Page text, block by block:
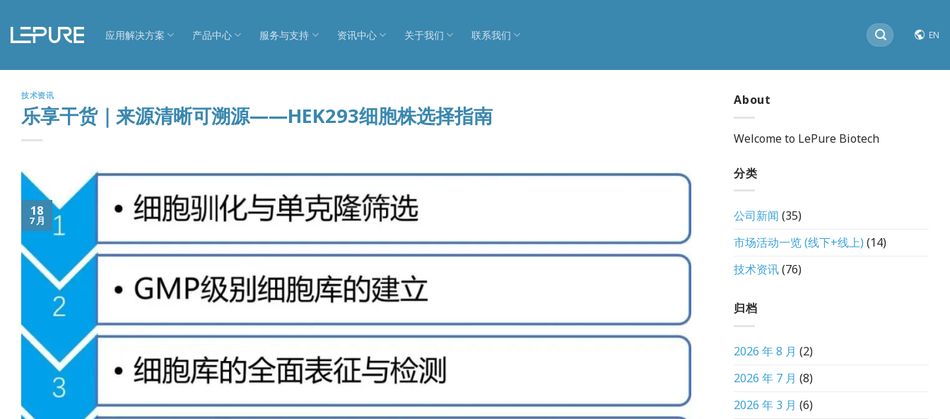
应用解决方案 产品中心 服务与支持 资讯中心 关于我们 联系我们
搜
索：
EN
技术资讯
乐享干货｜来源清晰可溯源——HEK293细胞株选择指南
18
7 月
About
Welcome to LePure Biotech
分类
公司新闻 (35)
市场活动一览 (线下+线上) (14)
技术资讯(76)
归档
2026 年 8 月 (2)
2026 年 7 月 (8)
2026 年 3 月 (6)